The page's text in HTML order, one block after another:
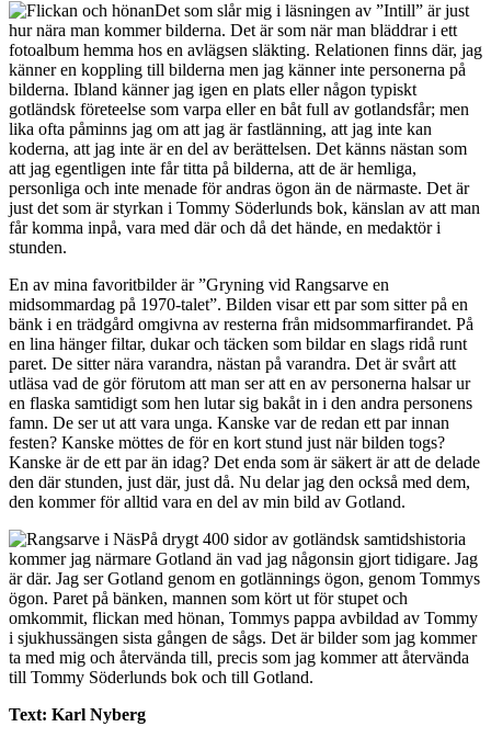
Det som slår mig i läsningen av ”Intill” är just
hur nära man kommer bilderna. Det är som när man bläddrar i ett
fotoalbum hemma hos en avlägsen släkting. Relationen finns där, jag
känner en koppling till bilderna men jag känner inte personerna på
bilderna. Ibland känner jag igen en plats eller någon typiskt
gotländsk företeelse som varpa eller en båt full av gotlandsfår; men
lika ofta påminns jag om att jag är fastlänning, att jag inte kan
koderna, att jag inte är en del av berättelsen. Det känns nästan som
att jag egentligen inte får titta på bilderna, att de är hemliga,
personliga och inte menade för andras ögon än de närmaste. Det är
just det som är styrkan i Tommy Söderlunds bok, känslan av att man
får komma inpå, vara med där och då det hände, en medaktör i
stunden.
En av mina favoritbilder är ”Gryning vid Rangsarve en
midsommardag på 1970-talet”. Bilden visar ett par som sitter på en
bänk i en trädgård omgivna av resterna från midsommarfirandet. På
en lina hänger filtar, dukar och täcken som bildar en slags ridå runt
paret. De sitter nära varandra, nästan på varandra. Det är svårt att
utläsa vad de gör förutom att man ser att en av personerna halsar ur
en flaska samtidigt som hen lutar sig bakåt in i den andra personens
famn. De ser ut att vara unga. Kanske var de redan ett par innan
festen? Kanske möttes de för en kort stund just när bilden togs?
Kanske är de ett par än idag? Det enda som är säkert är att de delade
den där stunden, just där, just då. Nu delar jag den också med dem,
den kommer för alltid vara en del av min bild av Gotland.
På drygt 400 sidor av gotländsk samtidshistoria
kommer jag närmare Gotland än vad jag någonsin gjort tidigare. Jag
är där. Jag ser Gotland genom en gotlännings ögon, genom Tommys
ögon. Paret på bänken, mannen som kört ut för stupet och
omkommit, flickan med hönan, Tommys pappa avbildad av Tommy
i sjukhussängen sista gången de sågs. Det är bilder som jag kommer
ta med mig och återvända till, precis som jag kommer att återvända
till Tommy Söderlunds bok och till Gotland.
Text: Karl Nyberg